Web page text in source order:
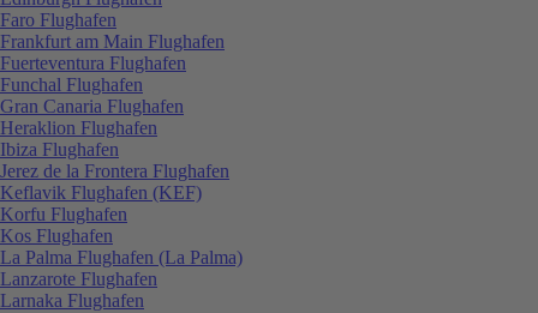
Faro Flughafen
Frankfurt am Main Flughafen
Fuerteventura Flughafen
Funchal Flughafen
Gran Canaria Flughafen
Heraklion Flughafen
Ibiza Flughafen
Jerez de la Frontera Flughafen
Keflavik Flughafen (KEF)
Korfu Flughafen
Kos Flughafen
La Palma Flughafen (La Palma)
Lanzarote Flughafen
Larnaka Flughafen